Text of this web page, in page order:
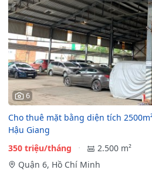
6
Cho thuê mặt bằng diện tích
Hậu Giang
350 triệu/tháng
2.500 m²
Quận 6, Hồ Chí Minh